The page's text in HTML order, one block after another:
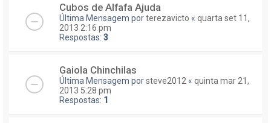
Cubos de Alfafa Ajuda
Última Mensagem porterezavicto « quarta set 11,
2013 2:16 pm
Respostas: 3
Gaiola Chinchilas
Última Mensagem porsteve2012 « quinta mar 21,
2013 5:28 pm
Respostas: 1